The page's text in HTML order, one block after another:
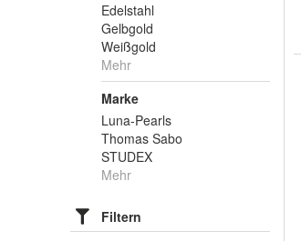
Edelstahl
Gelbgold
Weißgold
Mehr
Marke
Luna-Pearls
Thomas Sabo
STUDEX
Mehr
Filtern